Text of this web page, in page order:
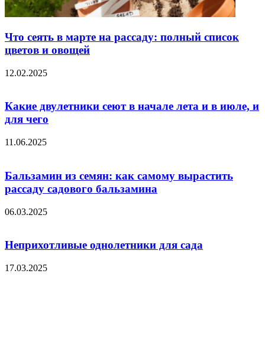
Что сеять в марте на рассаду: полный список
цветов и овощей
12.02.2025
Какие двулетники сеют в начале лета и в июле, и
для чего
11.06.2025
Бальзамин из семян: как самому вырастить
рассаду садового бальзамина
06.03.2025
Неприхотливые однолетники для сада
17.03.2025